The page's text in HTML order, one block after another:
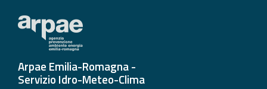
Arpae Emilia-Romagna -
Servizio Idro-Meteo-Clima